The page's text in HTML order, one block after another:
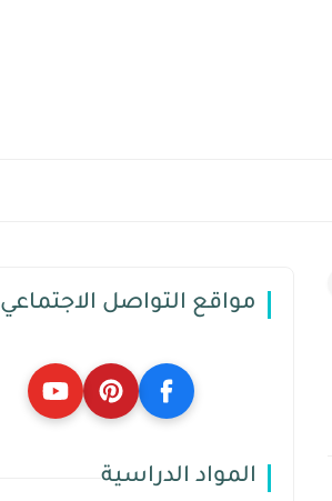
مواقع التواصل الاجتماعي
المواد الدراسية